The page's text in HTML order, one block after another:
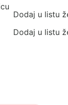
Dodaj u listu
Dodaj u listu